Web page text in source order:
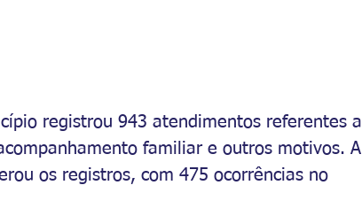
registrou 943 atendimentos referentes a
familiar e outros motivos. A
os registros, com 475 ocorrências no